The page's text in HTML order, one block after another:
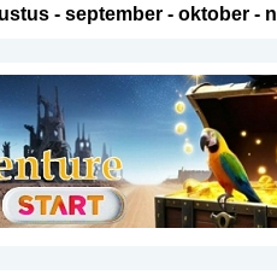
- september- oktober-